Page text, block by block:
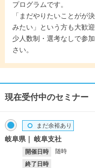
プログラムです。
「まだやりたいことがが
みたい」という方も大歓迎
少人数制・選考なしで参
さい。
現在受付中のセミナー
岐阜県 岐阜支社
開催日時
随時
終了日時
まだ余裕あり